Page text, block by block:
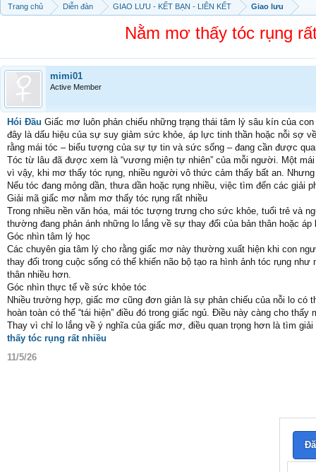
Trang chủ Diễn đàn GIAO LƯU - KẾT BẠN - LIÊN KẾT Giao lưu
Nằm mơ thấy tóc rụng
mimi01
Active Member
Hói Đầu Giấc mơ luôn phản chiếu những trạng thái tâm lý sâu kín của
đây là dấu hiệu của sự suy giảm sức khỏe, áp lực tinh thần hoặc nỗi sợ
rằng mái tóc – biểu tượng của sự tự tin và sức sống – đang cần được
Tóc từ lâu đã được xem là “vương miện tự nhiên” của mỗi người. Một
vì vậy, khi mơ thấy tóc rụng, nhiều người vô thức cảm thấy bất an.
Nếu tóc đang mỏng dần, thưa dần hoặc rụng nhiều, việc tìm đến các giải
Giải mã giấc mơ nằm mơ thấy tóc rụng rất nhiều
Trong nhiều nền văn hóa, mái tóc tượng trưng cho sức khỏe, tuổi trẻ và
thường đang phản ánh những lo lắng về sự thay đổi của bản thân hoặc
Góc nhìn tâm lý học
Các chuyên gia tâm lý cho rằng giấc mơ này thường xuất hiện khi con
thay đổi trong cuộc sống có thể khiến não bộ tạo ra hình ảnh tóc rụng
thân nhiều hơn.
Góc nhìn thực tế về sức khỏe tóc
Nhiều trường hợp, giấc mơ cũng đơn giản là sự phản chiếu của nỗi lo có
hoàn toàn có thể “tái hiện” điều đó trong giấc ngủ. Điều này càng cho
Thay vì chỉ lo lắng về ý nghĩa của giấc mơ, điều quan trọng hơn là tìm
thấy tóc rụng rất nhiều
11/5/26